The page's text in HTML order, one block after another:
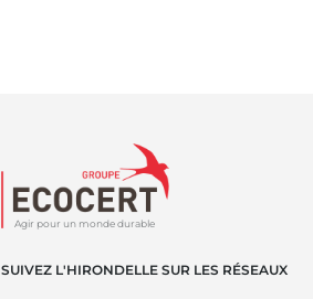
Agir pour un monde durable
SUIVEZ L'HIRONDELLE SUR LES RÉSEAUX